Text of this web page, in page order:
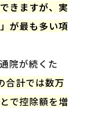
きますが、実
が最も多い項
院が続くた
合計では数万
で控除額を増